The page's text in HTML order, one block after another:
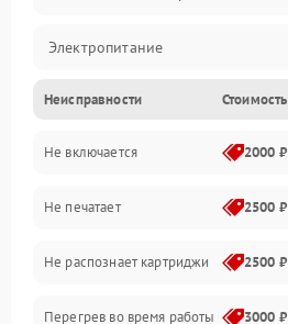
Электропитание
Работа системы
Механика
Оптика
Программное обеспечение
Неисправности Стоимость
Не включается 2000 ₽
Не печатает 2500 ₽
Не распознает картриджи 2500 ₽
Перегрев во время работы 3000 ₽